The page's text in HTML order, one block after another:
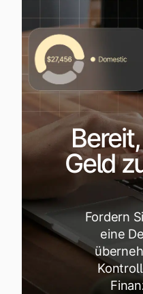
Geld
Fordern
eine